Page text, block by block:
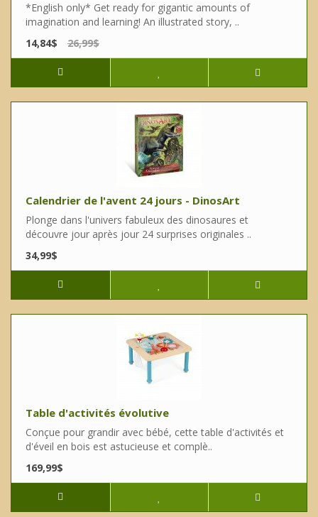
*English only* Get ready for gigantic amounts of
imagination and learning! An illustrated story, ..
14,84$
26,99$
Calendrier de l'avent 24 jours - DinosArt
Plonge dans l'univers fabuleux des dinosaures et
découvre jour après jour 24 surprises originales ..
34,99$
Table d'activités évolutive
Conçue pour grandir avec bébé, cette table d'activités et
d'éveil en bois est astucieuse et complè..
169,99$